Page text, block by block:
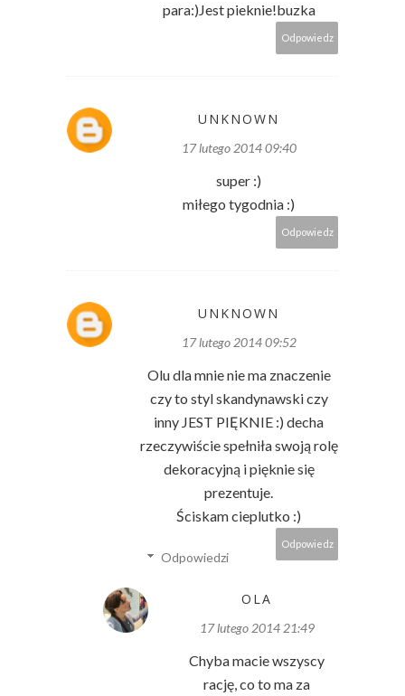
para:)Jest pieknie!buzka
Odpowiedz
UNKNOWN
17 lutego 2014 09:40
super :)
miłego tygodnia :)
Odpowiedz
UNKNOWN
17 lutego 2014 09:52
Olu dla mnie nie ma znaczenie
czy to styl skandynawski czy
inny JEST PIĘKNIE :) decha
rzeczywiście spełniła swoją rolę
dekoracyjną i pięknie się
prezentuje.
Ściskam cieplutko :)
Odpowiedz
Odpowiedzi
OLA
17 lutego 2014 21:49
Chyba macie wszyscy
rację, co to ma za